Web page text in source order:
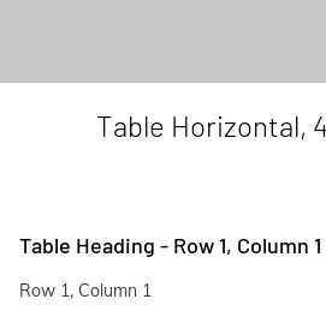
Table Horizontal,
Table Heading - Row 1, Column 1
Row 1, Column 1